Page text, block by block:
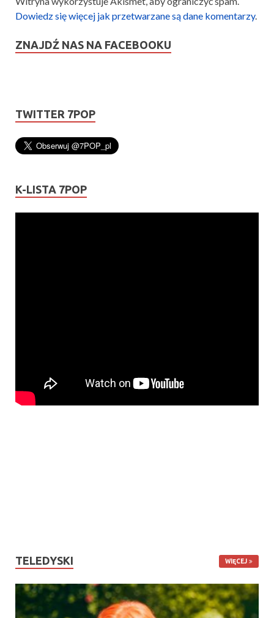
Dowiedz się więcej jak przetwarzane są dane komentarzy.
ZNAJDŹ NAS NA FACEBOOKU
TWITTER 7POP
K-LISTA 7POP
TELEDYSKI WIĘCEJ